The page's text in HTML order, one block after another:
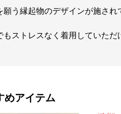
う縁起物のデザインが施さ
ストレスなく着用していただ
めアイテム